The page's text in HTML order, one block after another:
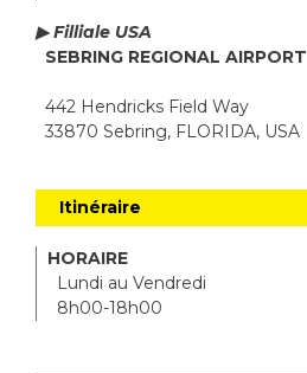
▶ Filliale USA
SEBRING REGIONAL AIRPORT
442 Hendricks Field Way
33870 Sebring, FLORIDA, USA
Itinéraire
HORAIRE
Lundi au Vendredi
8h00-18h00